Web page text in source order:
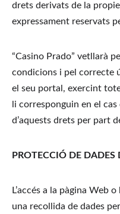
drets derivats de la
expressament reservats
“Casino Prado” vetllarà
condicions i pel correcte
el seu portal, exercint
li corresponguin en el
d’aquests drets per part
PROTECCIÓ DE DADES
L’accés a la pàgina Web
una recollida de dades